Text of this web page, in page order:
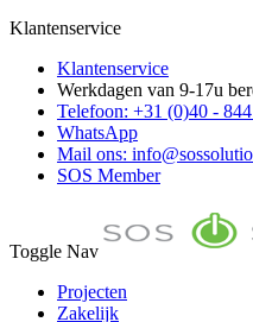
Klantenservice
Klantenservice
Werkdagen van 9-17u
Telefoon: +31 (0)40 -
WhatsApp
Mail ons:
SOS Member
Toggle Nav
Projecten
Zakelijk